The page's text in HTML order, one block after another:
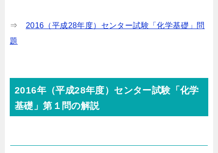
⇒ 2016（平成28年度）センター試験「化学基礎」問
題
2016年（平成28年度）センター試験「化学
基礎」第１問の解説